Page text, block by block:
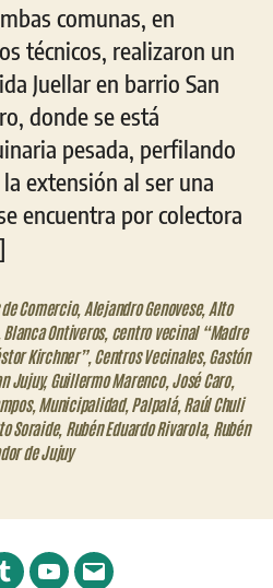
comunas, en
técnicos, realizaron un
Juellar en barrio San
donde se está
pesada, perfilando
extensión al ser una
encuentra por colectora
Comercio, Alejandro Genovese, Alto
Blanca Ontiveros, centro vecinal “Madre
Kirchner”, Centros Vecinales, Gastón
Jujuy,Guillermo Marenco, José Caro,
, Municipalidad, Palpalá, Raúl Chuli
Soraide, Rubén Eduardo Rivarola, Rubén
de Jujuy